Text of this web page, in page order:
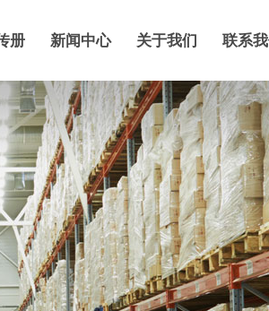
册 新闻中心 关于我们 联系